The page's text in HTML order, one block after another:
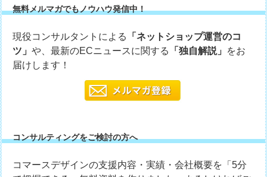
無料メルマガでもノウハウ発信中！
現役コンサルタントによる
「ネットショップ運営のコ
ツ」や、最新のECニュースに関する 「独自解説」 をお
届けします！
コンサルティングをご検討の方へ
コマースデザインの支援内容・実績・会社概要を「5分